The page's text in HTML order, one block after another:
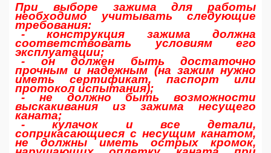
При выборе зажима для работы
необходимо учитывать следующие
требования:
- конструкция зажима должна
соответствовать условиям его
эксплуатации;
- он должен быть достаточно
прочным и надежным (на зажим нужно
иметь сертификат, паспорт или
протокол испытания);
- не должно быть возможности
выскакивания из зажима несущего
каната;
- кулачок и все детали,
соприкасающиеся с несущим канатом,
не должны иметь острых кромок,